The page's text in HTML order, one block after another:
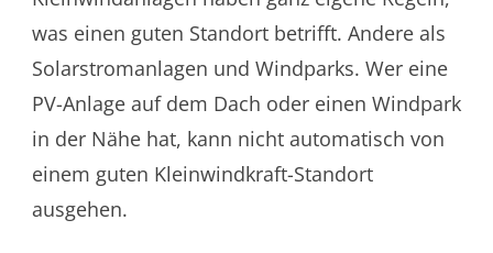
was einen guten Standort betrifft. Andere als
Solarstromanlagen und Windparks. Wer eine
PV-Anlage auf dem Dach oder einen Windpark
in der Nähe hat, kann nicht automatisch von
einem guten Kleinwindkraft-Standort
ausgehen.